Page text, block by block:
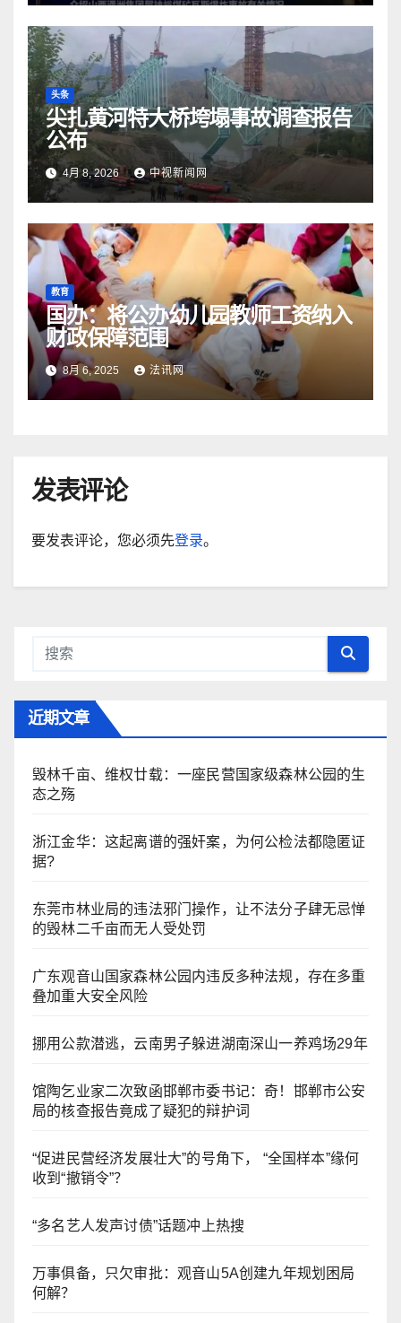
头条
尖扎黄河特大桥垮塌事故调查报告
公布
4月 8, 2026 中视新闻网
教育
国办：将公办幼儿园教师工资纳入
财政保障范围
8月 6, 2025 法讯网
发表评论
要发表评论，您必须先登录。
近期文章
毁林千亩、维权廿载：一座民营国家级森林公园的生
态之殇
浙江金华：​这起离谱的强奸案，为何公检法都隐匿证
据?
东莞市林业局的违法邪门操作，让不法分子肆无忌惮
的毁林二千亩而无人受处罚
广东观音山国家森林公园内违反多种法规，存在多重
叠加重大安全风险
挪用公款潜逃，云南男子躲进湖南深山一养鸡场29年
馆陶乞业家二次致函邯郸市委书记：奇！邯郸市公安
局的核查报告竟成了疑犯的辩护词
“促进民营经济发展壮大”的号角下， “全国样本”缘何
收到“撤销令”？
“多名艺人发声讨债”话题冲上热搜
万事俱备，只欠审批：观音山5A创建九年规划困局
何解？